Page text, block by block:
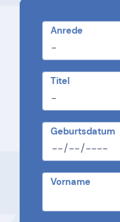
Anrede
Titel
Geburtsdatum
Vorname